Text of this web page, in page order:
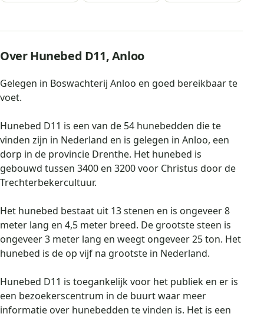
Over Hunebed D11, Anloo
Gelegen in Boswachterij Anloo en goed bereikbaar te
voet.
Hunebed D11 is een van de 54 hunebedden die te
vinden zijn in Nederland en is gelegen in Anloo, een
dorp in de provincie Drenthe. Het hunebed is
gebouwd tussen 3400 en 3200 voor Christus door de
Trechterbekercultuur.
Het hunebed bestaat uit 13 stenen en is ongeveer 8
meter lang en 4,5 meter breed. De grootste steen is
ongeveer 3 meter lang en weegt ongeveer 25 ton. Het
hunebed is de op vijf na grootste in Nederland.
Hunebed D11 is toegankelijk voor het publiek en er is
een bezoekerscentrum in de buurt waar meer
informatie over hunebedden te vinden is. Het is een